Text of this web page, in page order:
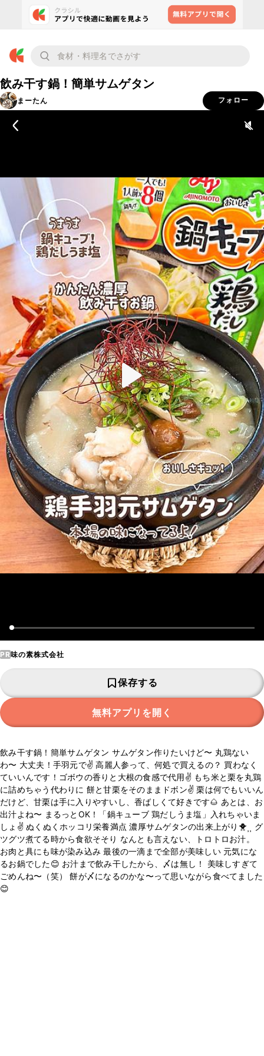
飲み干す鍋！簡単サムゲタン
まーたん フォロー
PR味の素株式会社
保存する
無料アプリを開く
飲み干す鍋！簡単サムゲタン サムゲタン作りたいけど〜 丸鶏ない
わ〜 大丈夫！手羽元で✌️ 高麗人参って、何処で買えるの？ 買わなく
ていいんです！ゴボウの香りと大根の食感で代用✌️ もち米と栗を丸鶏
に詰めちゃう代わりに 餅と甘栗をそのままドボン✌️ 栗は何でもいいん
だけど、甘栗は手に入りやすいし、香ばしくて好きです🌰 あとは、お
出汁よね〜 まるっとOK！「鍋キューブ 鶏だしうま塩」入れちゃいま
しょ✌️ ぬくぬくホッコリ栄養満点 濃厚サムゲタンの出来上がり🐥⸒⸒ グ
ツグツ煮てる時から食欲そそり なんとも言えない、トロトロお汁。
お肉と具にも味が染み込み 最後の一滴まで全部が美味しい 元気にな
るお鍋でした😊 お汁まで飲み干したから、〆は無し！ 美味しすぎて
ごめんね〜（笑） 餅が〆になるのかな〜って思いながら食べてました
😊